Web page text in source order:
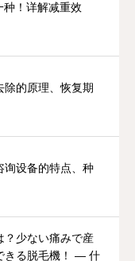
！详解减重效
除的原理、恢复期
询设备的特点、种
？少ない痛みで産
きる脱毛機！ — 什